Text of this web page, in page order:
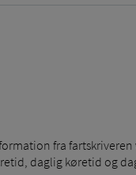
fra
daglig køretid og